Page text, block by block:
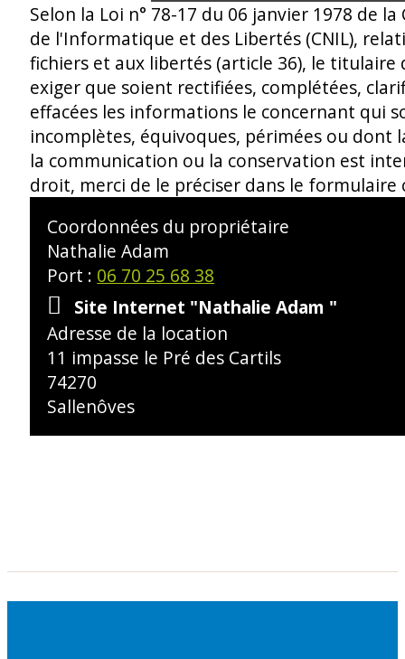
Selon la Loi n° 78-17 du 06 janvier 1978 de
de l'Informatique et des Libertés (CNIL),
fichiers et aux libertés (article 36), le titulaire
exiger que soient rectifiées, complétées,
effacées les informations le concernant qui
incomplètes, équivoques, périmées ou dont
la communication ou la conservation est
droit, merci de le préciser dans le formulaire
Coordonnées du propriétaire
Nathalie Adam
Port : 06 70 25 68 38
Site Internet "Nathalie Adam "
Adresse de la location
11 impasse le Pré des Cartils
74270
Sallenôves